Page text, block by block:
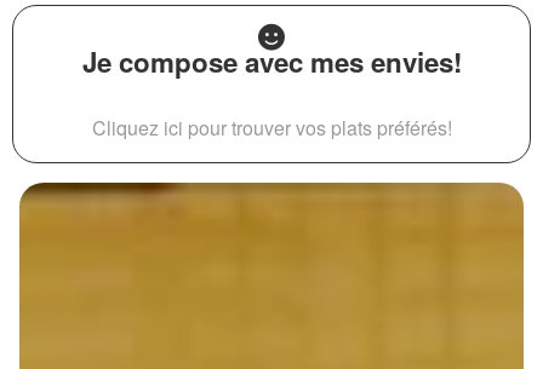
Je compose avec mes envies!
Cliquez ici pour trouver vos plats préférés!